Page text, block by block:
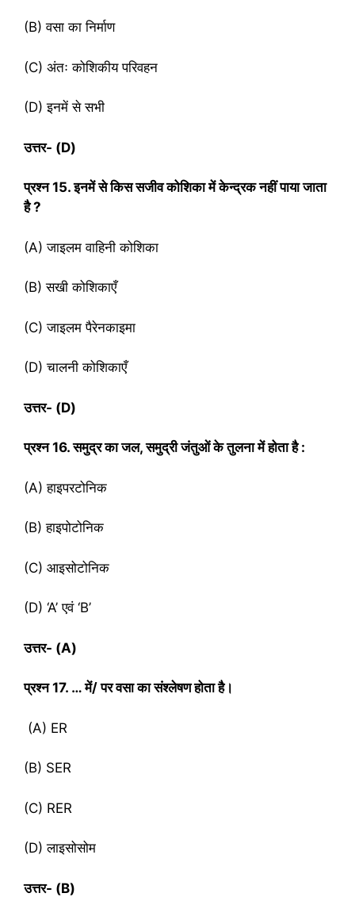
(B) वसा का निर्माण
(C) अंतः कोशिकीय परिवहन
(D) इनमें से सभी
उत्तर- (D)
प्रश्‍न15. इनमें से किस सजीव कोशिका में केन्द्रक नहीं पाया जाता
है ?
(A) जाइलम वाहिनी कोशिका
(B) सखी कोशिकाएँ
(C) जाइलम पैरेनकाइमा
(D) चालनी कोशिकाएँ
उत्तर- (D)
प्रश्‍न16. समुद्र का जल, समुद्री जंतुओं के तुलना में होता है :
(A) हाइपरटोनिक
(B) हाइपोटोनिक
(C) आइसोटोनिक
(D) ‘A’ एवं ‘B’
उत्तर- (A)
प्रश्‍न17. … में/ पर वसा का संश्लेषण होता है।
(A) ER
(B) SER
(C) RER
(D) लाइसोसोम
उत्तर- (B)